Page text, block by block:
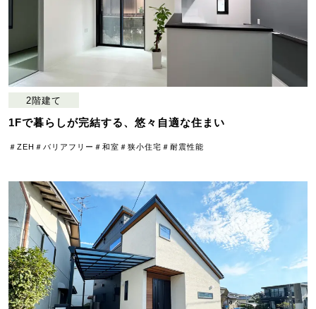
2階建て
1Fで暮らしが完結する、悠々自適な住まい
＃ZEH ＃バリアフリー ＃和室 ＃狭小住宅 ＃耐震性能